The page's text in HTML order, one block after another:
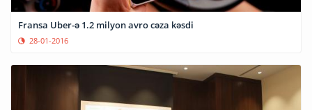
Fransa Uber-ə 1.2 milyon avro cəza kəsdi
28-01-2016